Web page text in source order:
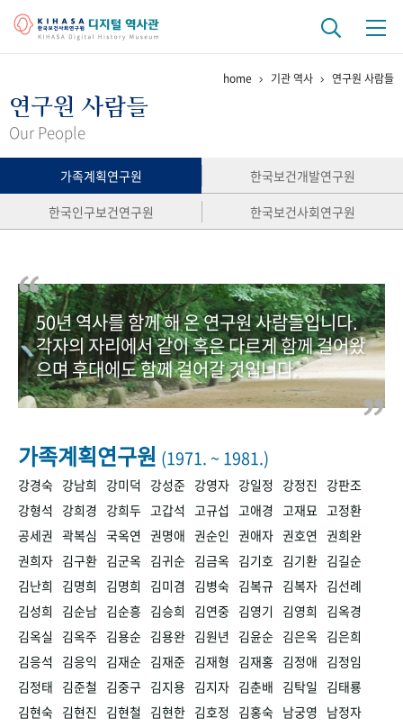
걸어온 길 기관 변천사
연구 역사
정책과 연구 키워드로 보는 연구 역사
연구자들
간행물 변천사
기록물 아카이브
사진 아카이브 문서 기록물 행정박물 영상 기록물
50+1주년 기념
+1
VR 역사관
home 기관 역사 연구원 사람들
연구원 사람들
Our People
가족계획연구원
한국보건개발연구원
한국인구보건연구원
한국보건사회연구원
50년 역사를 함께 해 온 연구원 사람들입니다.
각자의 자리에서 같이 혹은 다르게 함께 걸어왔
으며 후대에도 함께 걸어갈 것입니다.
가족계획연구원 (1971. ~ 1981.)
강경숙 강남희 강미덕 강성준 강영자 강일정 강정진
강판조
강형석
강희경 강희두 고갑석 고규섭 고애경 고재묘 고정환
공세권 곽복심 국옥연 권명애 권순인 권애자 권호연 권희완
권희자 김구환 김군옥 김귀순 김금옥 김기호 김기환 김길순
김난희
김명희 김명희 김미겸 김병숙 김복규 김복자 김선례
김성희
김순남 김순흥 김승희 김연중 김영기 김영희
김옥경
김옥실
김옥주 김용순 김용완 김원년 김윤순 김은옥 김은희
김응석
김응익 김재순 김재준 김재형 김재홍 김정애 김정임
김정태 김준철 김중구 김지용 김지자 김춘배 김탁일
김태룡
김현숙 김현진 김현철 김현한 김호정 김홍숙 남궁영
남정자